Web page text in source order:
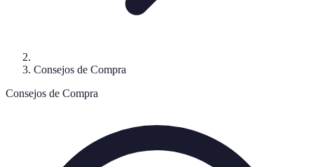
Consejos de Compra
Consejos de Compra